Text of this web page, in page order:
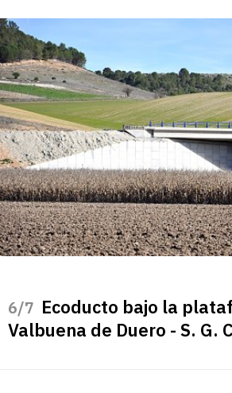
/7 Ecoducto bajo la
Valbuena de Duero - S. G.